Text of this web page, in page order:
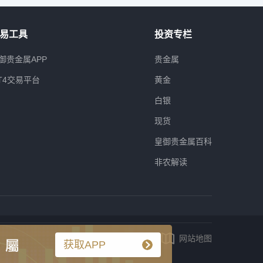
工具
贵金属APP
交易平台
投资专栏
贵金属
黄金
白银
现货
皇御贵金属百科
非农解读
网站地图
获取APP